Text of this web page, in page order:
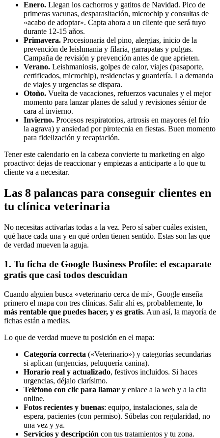
Enero. Llegan los cachorros y gatitos de Navidad. Pico de
primeras vacunas, desparasitación, microchip y consultas de
«acabo de adoptar». Capta ahora a un cliente que será tuyo
durante 12-15 años.
Primavera. Procesionaria del pino, alergias, inicio de la
prevención de leishmania y filaria, garrapatas y pulgas.
Campaña de revisión y prevención antes de que aprieten.
Verano. Leishmaniosis, golpes de calor, viajes (pasaporte,
certificados, microchip), residencias y guardería. La demanda
de viajes y urgencias se dispara.
Otoño. Vuelta de vacaciones, refuerzos vacunales y el mejor
momento para lanzar planes de salud y revisiones sénior de
cara al invierno.
Invierno. Procesos respiratorios, artrosis en mayores (el frío
la agrava) y ansiedad por pirotecnia en fiestas. Buen momento
para fidelización y recaptación.
Tener este calendario en la cabeza convierte tu marketing en algo
proactivo: dejas de reaccionar y empiezas a anticiparte a lo que tu
cliente va a necesitar.
Las 8 palancas para conseguir clientes en
tu clínica veterinaria
No necesitas activarlas todas a la vez. Pero sí saber cuáles existen,
qué hace cada una y en qué orden tienen sentido. Estas son las que
de verdad mueven la aguja.
1. Tu ficha de Google Business Profile: el escaparate
gratis que casi todos descuidan
Cuando alguien busca «veterinario cerca de mí», Google enseña
primero el mapa con tres clínicas. Salir ahí es, probablemente, lo
más rentable que puedes hacer, y es gratis. Aun así, la mayoría de
fichas están a medias.
Lo que de verdad mueve tu posición en el mapa:
Categoría correcta («Veterinario») y categorías secundarias
si aplican (urgencias, peluquería canina).
Horario real y actualizado, festivos incluidos. Si haces
urgencias, déjalo clarísimo.
Teléfono con clic para llamar y enlace a la web y a la cita
online.
Fotos recientes y buenas: equipo, instalaciones, sala de
espera, pacientes (con permiso). Súbelas con regularidad, no
una vez y ya.
Servicios y descripción con tus tratamientos y tu zona.